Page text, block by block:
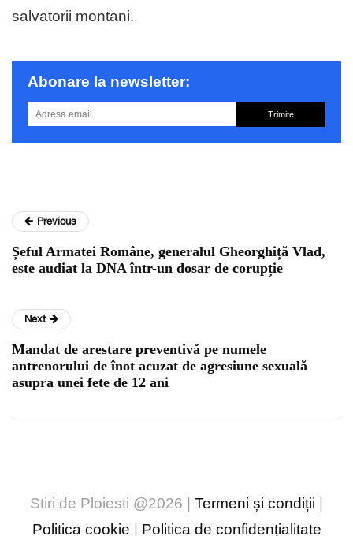
salvatorii montani.
Abonare la newsletter:
Trimite
Previous
Șeful Armatei Române, generalul Gheorghiță Vlad,
este audiat la DNA într-un dosar de corupție
Next
Mandat de arestare preventivă pe numele
antrenorului de înot acuzat de agresiune sexuală
asupra unei fete de 12 ani
Stiri de Ploiesti @2026 | Termeni și condiții |
Politica cookie | Politica de confidențialitate